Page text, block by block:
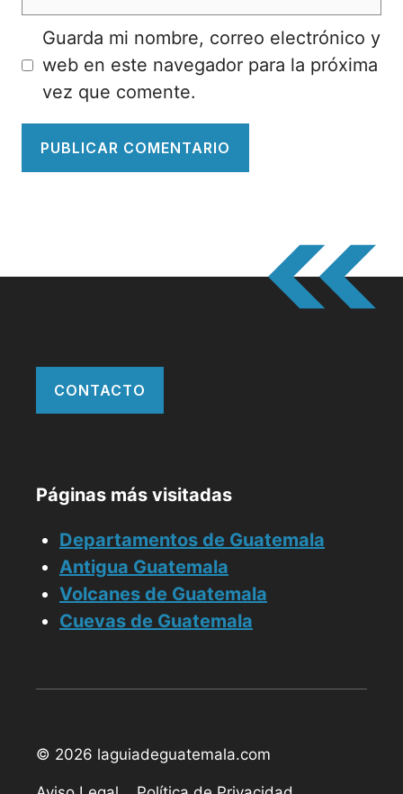
Guarda mi nombre, correo electrónico y
web en este navegador para la próxima
vez que comente.
CONTACTO
Páginas más visitadas
Departamentos de Guatemala
Antigua Guatemala
Volcanes de Guatemala
Cuevas de Guatemala
© 2026 laguiadeguatemala.com